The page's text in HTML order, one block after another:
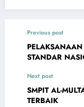
Previous post
STANDAR
Next post
SMPIT AL-
TERBAIK